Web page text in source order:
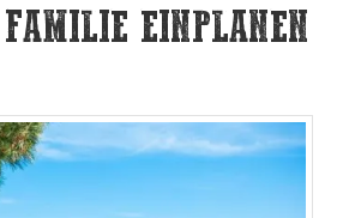
EINPLANEN